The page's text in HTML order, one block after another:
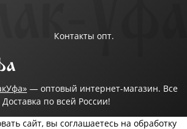
Контакты опт.
— оптовый интернет-магазин. Все
по всей России!
сайт, вы соглашаетесь на обработку